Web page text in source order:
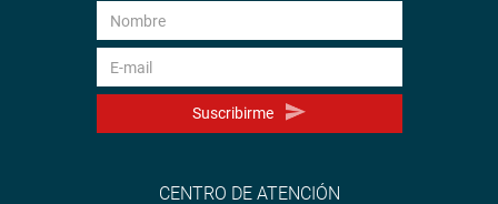
Suscribirme
CENTRO DE ATENCIÓN